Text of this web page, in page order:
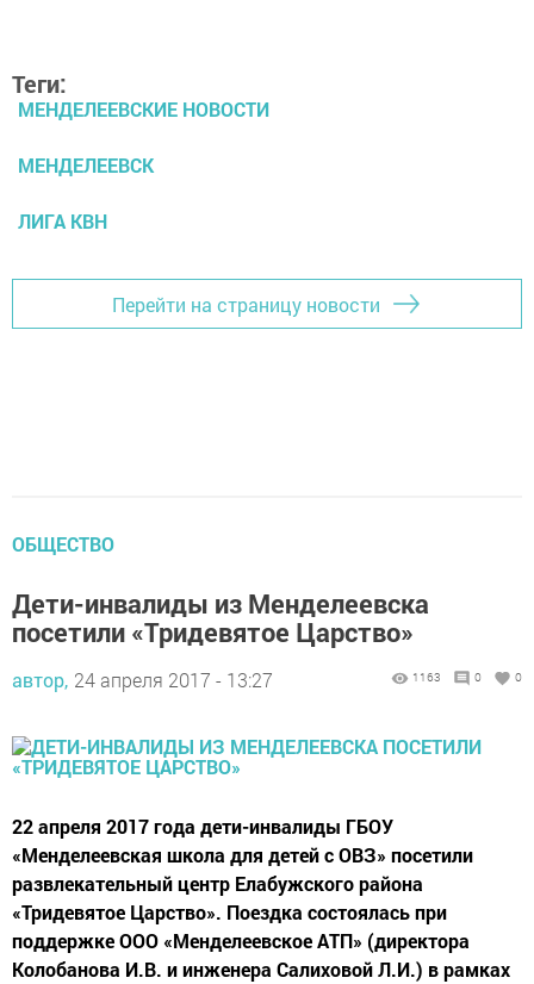
Теги:
МЕНДЕЛЕЕВСКИЕ НОВОСТИ
МЕНДЕЛЕЕВСК
ЛИГА КВН
Перейти на страницу новости
ОБЩЕСТВО
Дети-инвалиды из Менделеевска
посетили «Тридевятое Царство»
автор, 24 апреля 2017 - 13:27 1163 0 0
22 апреля 2017 года дети-инвалиды ГБОУ
«Менделеевская школа для детей с ОВЗ» посетили
развлекательный центр Елабужского района
«Тридевятое Царство». Поездка состоялась при
поддержке ООО «Менделеевское АТП» (директора
Колобанова И.В. и инженера Салиховой Л.И.) в рамках